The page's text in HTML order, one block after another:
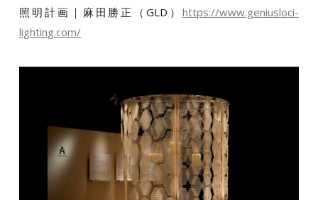
照明計画｜麻田勝正（GLD）https://www.geniusloci-
lighting.com/